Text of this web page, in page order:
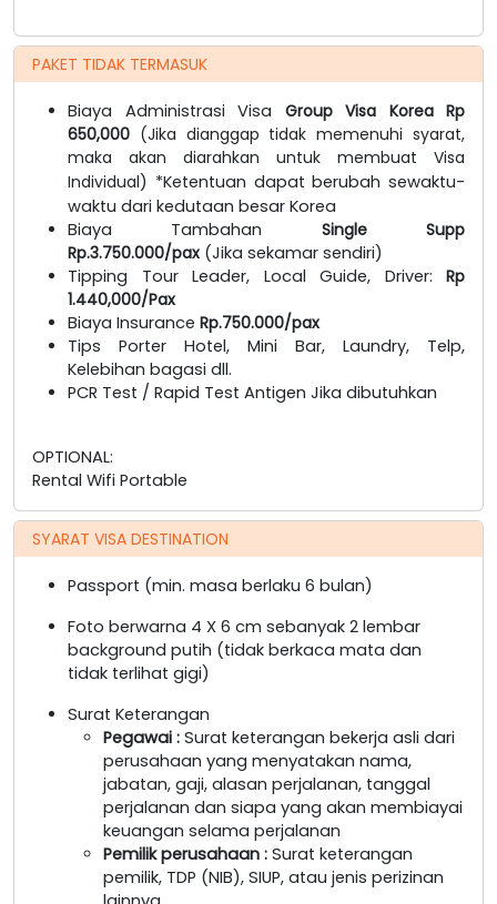
PAKET TIDAK TERMASUK
Biaya Administrasi Visa Group Visa Korea Rp
650,000 (Jika dianggap tidak memenuhi syarat,
maka akan diarahkan untuk membuat Visa
Individual) *Ketentuan dapat berubah sewaktu-
waktu dari kedutaan besar Korea
Biaya Tambahan Single Supp
Rp.3.750.000/pax (Jika sekamar sendiri)
Tipping Tour Leader, Local Guide, Driver: Rp
1.440,000/Pax
Biaya Insurance Rp.750.000/pax
Tips Porter Hotel, Mini Bar, Laundry, Telp,
Kelebihan bagasi dll.
PCR Test / Rapid Test Antigen Jika dibutuhkan
OPTIONAL:
Rental Wifi Portable
SYARAT VISA DESTINATION
Passport (min. masa berlaku 6 bulan)
Foto berwarna 4 X 6 cm sebanyak 2 lembar
background putih (tidak berkaca mata dan
tidak terlihat gigi)
Surat Keterangan
Pegawai : Surat keterangan bekerja asli dari
perusahaan yang menyatakan nama,
jabatan, gaji, alasan perjalanan, tanggal
perjalanan dan siapa yang akan membiayai
keuangan selama perjalanan
Pemilik perusahaan : Surat keterangan
pemilik, TDP (NIB), SIUP, atau jenis perizinan